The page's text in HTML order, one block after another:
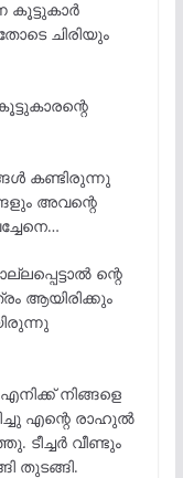
കൂട്ടുകാർ
ചിരിയും
കണ്ടിരുന്നു
അവന്റെ
ന്റെ
ആയിരിക്കും
നിങ്ങളെ
എന്റെ രാഹുൽ
ടീച്ചർ വീണ്ടും
തുടങ്ങി.